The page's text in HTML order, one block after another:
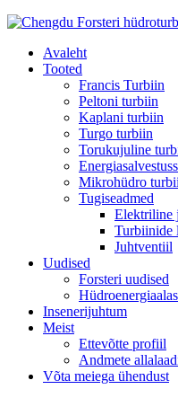
Avaleht
Tooted
Francis Turbiin
Peltoni turbiin
Kaplani turbiin
Turgo turbiin
Torukujuline
Mikrohüdro
Tugiseadmed
Elektriline
Turbiinide
Juhtventiil
Uudised
Forsteri uudised
Insenerijuhtum
Meist
Ettevõtte profiil
Andmete
Võta meiega ühendust